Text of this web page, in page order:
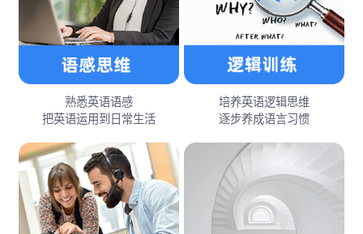
熟悉英语语感
把英语运用到日常生活
培养英语逻辑思维
逐步养成语言习惯